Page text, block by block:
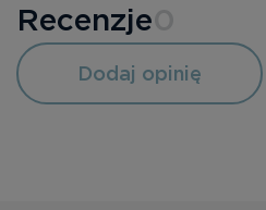
Recenzje
Dodaj opinię